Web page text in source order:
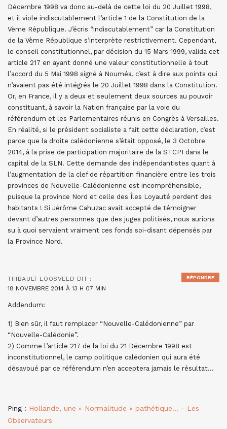
Décembre 1998 va donc au-delà de cette loi du 20 Juillet 1998,
et il viole indiscutablement l’article 1 de la Constitution de la
Vème République. J’écris “indiscutablement” car la Constitution
de la Vème République s’interprète restrictivement. Cependant,
le conseil constitutionnel, par décision du 15 Mars 1999, valida cet
article 217 en ayant donné une valeur constitutionnelle à tout
l’accord du 5 Mai 1998 signé à Nouméa, c’est à dire aux points qui
n’avaient pas été intégrés le 20 Juillet 1998 dans la Constitution.
Or, en France, il y a deux et seulement deux sources au pouvoir
constituant, à savoir la Nation française par la voie du
référendum et les Parlementaires réunis en Congrès à Versailles.
En réalité, si le président socialiste a fait cette déclaration, c’est
parce que la droite calédonienne s’était opposé, le 3 Octobre
2014, à la prise de participation majoritaire de la STCPI dans le
capital de la SLN. Cette demande des indépendantistes quant à
l’augmentation de la clef de répartition financière entre les trois
provinces de Nouvelle-Calédonienne est incompréhensible,
puisque la province Nord et celle des Îles Loyauté perdent des
habitants ! Si Jérôme Cahuzac avait accepté de témoigner
devant d’autres personnes que des juges politisés, nous aurions
su à quoi servaient vraiment ces fonds soi-disant dépensés par
la Province Nord.
THIBAULT LOOSVELD DIT :
18 NOVEMBRE 2014 À 13 H 07 MIN
Addendum:
1) Bien sûr, il faut remplacer “Nouvelle-Calédonienne” par
“Nouvelle-Calédonie”.
2) Comme l’article 217 de la loi du 21 Décembre 1998 est
inconstitutionnel, le camp politique calédonien qui aura été
désavoué par ce référendum n’en acceptera jamais le résultat…
RÉPONDRE
Ping : Hollande, une « Normalitude » pathétique… - Les
Observateurs